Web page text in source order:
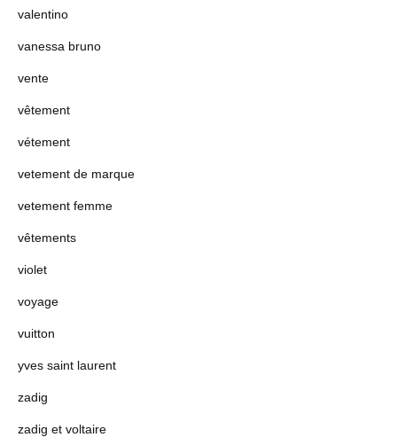
valentino
vanessa bruno
vente
vêtement
vétement
vetement de marque
vetement femme
vêtements
violet
voyage
vuitton
yves saint laurent
zadig
zadig et voltaire